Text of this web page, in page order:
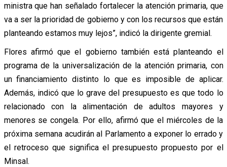
ministra que han señalado fortalecer la atención primaria, que
va a ser la prioridad de gobierno y con los recursos que están
planteando estamos muy lejos”, indicó la dirigente gremial.
Flores afirmó que el gobierno también está planteando el
programa de la universalización de la atención primaria, con
un financiamiento distinto lo que es imposible de aplicar.
Además, indicó que lo grave del presupuesto es que todo lo
relacionado con la alimentación de adultos mayores y
menores se congela. Por ello, afirmó que el miércoles de la
próxima semana acudirán al Parlamento a exponer lo errado y
el retroceso que significa el presupuesto propuesto por el
Minsal.